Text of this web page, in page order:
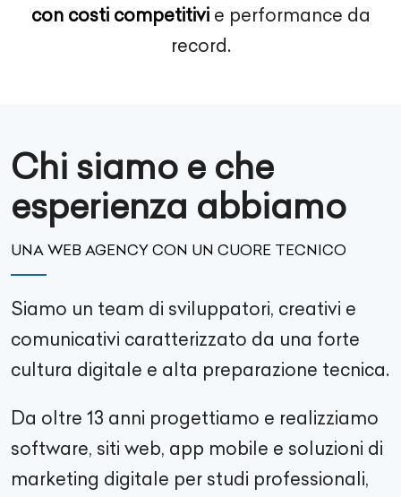
con costi competitivie performance da
record.
Chi siamo e che
esperienza abbiamo
UNA WEB AGENCY CON UN CUORE TECNICO
Siamo un team di sviluppatori, creativi e
comunicativi caratterizzato da una forte
cultura digitale e alta preparazione tecnica.
Da oltre 13 anni progettiamo e realizziamo
software, siti web, app mobile e soluzioni di
marketing digitale per studi professionali,